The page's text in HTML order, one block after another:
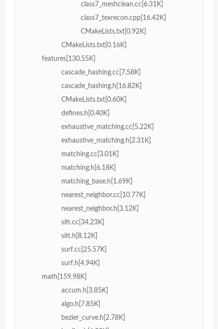
class7_meshclean.cc[6.31K]
class7_texrecon.cpp[16.42K]
CMakeLists.txt[0.92K]
CMakeLists.txt[0.16K]
features[130.55K]
cascade_hashing.cc[7.58K]
cascade_hashing.h[16.82K]
CMakeLists.txt[0.60K]
defines.h[0.40K]
exhaustive_matching.cc[5.22K]
exhaustive_matching.h[2.31K]
matching.cc[3.01K]
matching.h[6.18K]
matching_base.h[1.69K]
nearest_neighbor.cc[10.77K]
nearest_neighbor.h[3.12K]
sift.cc[34.23K]
sift.h[8.12K]
surf.cc[25.57K]
surf.h[4.94K]
math[159.98K]
accum.h[3.85K]
algo.h[7.85K]
bezier_curve.h[2.78K]